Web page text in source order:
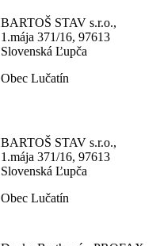
BARTOŠ STAV s.r.o.,
1.mája 371/16, 97613
Slovenská Ľupča
Obec Lučatín
BARTOŠ STAV s.r.o.,
1.mája 371/16, 97613
Slovenská Ľupča
Obec Lučatín